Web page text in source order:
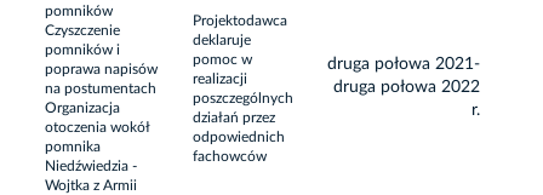
pomników
Czyszczenie
pomników i
poprawa napisów
na postumentach
Organizacja
otoczenia wokół
pomnika
Niedźwiedzia -
Wojtka z Armii
Projektodawca
deklaruje
pomoc w
realizacji
poszczególnych
działań przez
odpowiednich
fachowców
druga połowa 2021-
druga połowa 2022
r.